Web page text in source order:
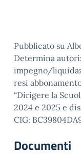
Pubblicato su
Determina
impegno/
resi
“Dirigere la
2024 e 2025 e
CIG:
Documenti